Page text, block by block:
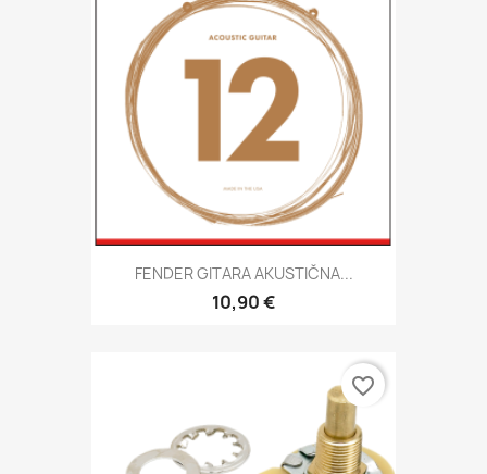
FENDER GITARA AKUSTIČNA...
10,90 €
favorite_border